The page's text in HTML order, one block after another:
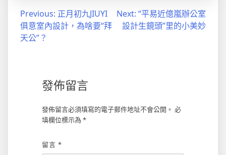
Previous: 正月初九JIUYI
俱意室內設計，為啥要“拜
天公”？
Next: “平易近億嵐辦公室
設計生鏡頭”里的小美妙
發佈留言
發佈留言必須填寫的電子郵件地址不會公開。 必
填欄位標示為 *
留言 *